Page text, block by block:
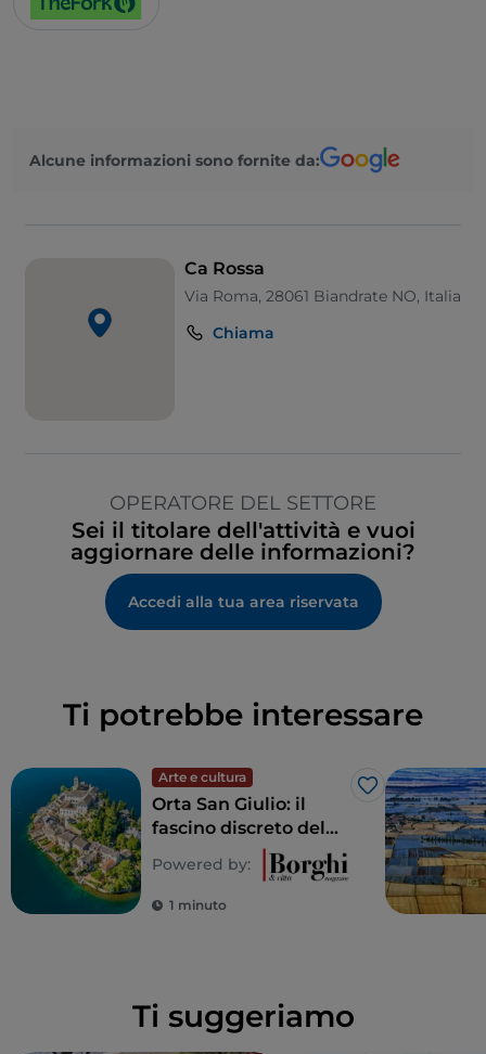
Alcune informazioni sono fornite da:
Ca Rossa
Via Roma, 28061 Biandrate NO, Italia
Chiama
OPERATORE DEL SETTORE
Sei il titolare dell'attività e vuoi
aggiornare delle informazioni?
Accedi alla tua area riservata
Ti potrebbe interessare
Arte e cultura
Like
Orta San Giulio: il
fascino discreto del
Powered by:
1 minuto
Ti suggeriamo